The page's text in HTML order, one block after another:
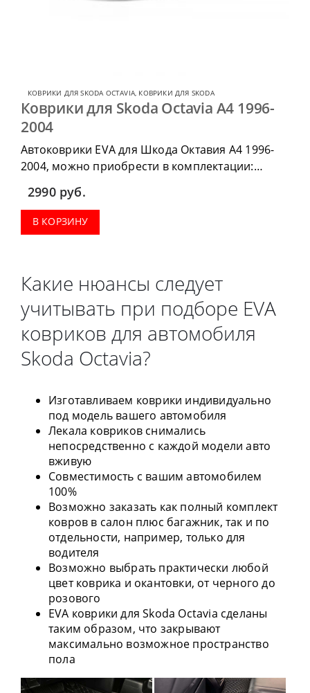
КОВРИКИ ДЛЯ SKODA OCTAVIA, КОВРИКИ ДЛЯ SKODA
Коврики для Skoda Octavia А4 1996-
2004
Автоковрики EVA для Шкода Октавия А4 1996-
2004, можно приобрести в комплектации:
водительский коврик, комплект передних,
коврики в салон, коврик в багажник.
2990 руб.
В КОРЗИНУ
Какие нюансы следует
учитывать при подборе EVA
ковриков для автомобиля
Skoda Octavia?
Изготавливаем коврики индивидуально
под модель вашего автомобиля
Лекала ковриков снимались
непосредственно с каждой модели авто
вживую
Совместимость с вашим автомобилем
100%
Возможно заказать как полный комплект
ковров в салон плюс багажник, так и по
отдельности, например, только для
водителя
Возможно выбрать практически любой
цвет коврика и окантовки, от черного до
розового
EVA коврики для Skoda Octavia сделаны
таким образом, что закрывают
максимально возможное пространство
пола